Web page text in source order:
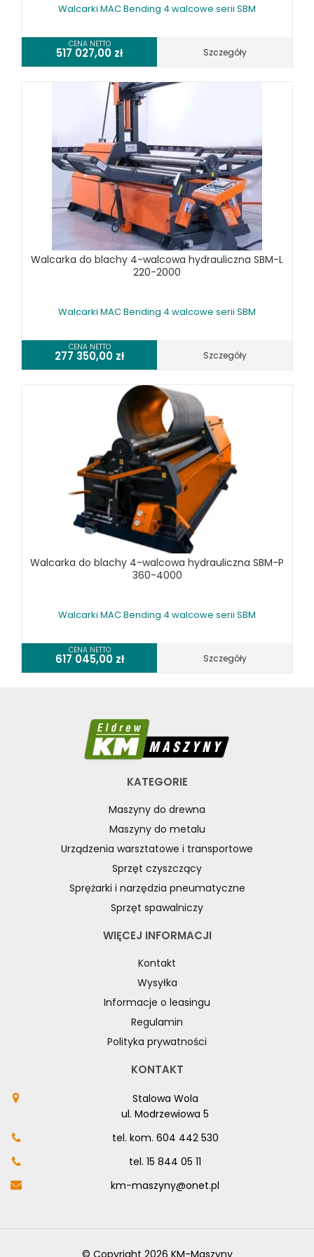
WIERTARKI MAGNETYCZNE
WIERTARKO - FREZARKI STOŁOWE DO METALU, WIELOFUNKCYJNE
WYKRAWARKI DO BLACHY, PNEUMATYCZNE
ŻŁOBIARKI DO BLACHY
WYPOSAŻENIE DODATKOWE METALLKRAFT
WYPOSAŻENIE DODATKOWE OPTIMUM
URZĄDZENIA WARSZTATOWE I TRANSPORTOWE
SPRZĘT CZYSZCZĄCY
SPRĘŻARKI I NARZĘDZIA PNEUMATYCZNE
SPRZĘT SPAWALNICZY
RÓŻNE OKAZJE
Walcarki MAC Bending 4 walcowe serii SBM
CENA NETTO
517 027,00 zł Szczegóły
Walcarka do blachy 4-walcowa hydrauliczna SBM-L
220-2000
Walcarki MAC Bending 4 walcowe serii SBM
CENA NETTO
277 350,00 zł Szczegóły
Walcarka do blachy 4-walcowa hydrauliczna SBM-P
360-4000
Walcarki MAC Bending 4 walcowe serii SBM
CENA NETTO
617 045,00 zł Szczegóły
KATEGORIE
Maszyny do drewna
Maszyny do metalu
Urządzenia warsztatowe i transportowe
Sprzęt czyszczący
Sprężarki i narzędzia pneumatyczne
Sprzęt spawalniczy
WIĘCEJ INFORMACJI
Kontakt
Wysyłka
Informacje o leasingu
Regulamin
Polityka prywatności
KONTAKT
Stalowa Wola
ul. Modrzewiowa 5
tel. kom. 604 442 530
tel. 15 844 05 11
km-maszyny@onet.pl
© Copyright 2026 KM-Maszyny